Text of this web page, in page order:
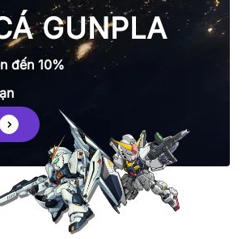
GUNPLA
đến 10%